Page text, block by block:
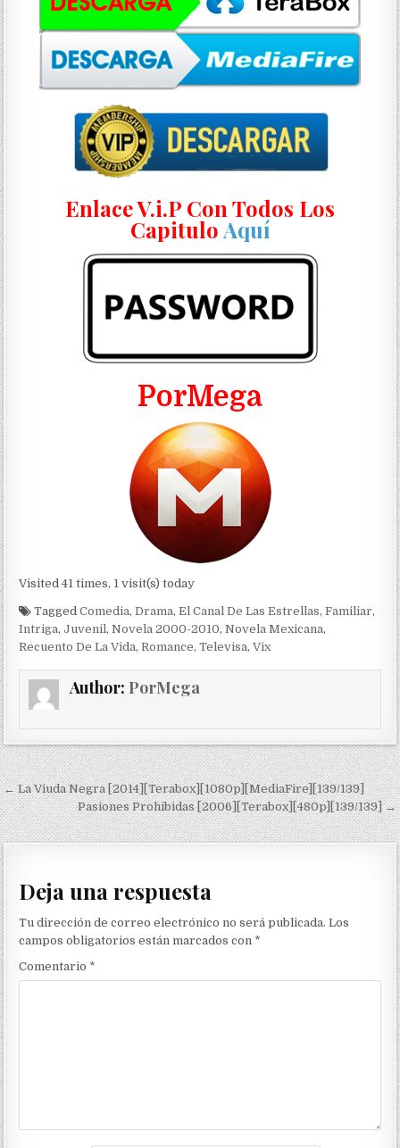
Enlace V.i.P Con Todos Los
Capitulo Aquí
PorMega
Visited 41 times, 1 visit(s) today
TaggedComedia,Drama,El Canal De Las Estrellas,Familiar,
Intriga,Juvenil,Novela 2000-2010,Novela Mexicana,
Recuento De La Vida,Romance,Televisa,Vix
Author: PorMega
Navegación de entradas
← La Viuda Negra [2014][Terabox][1080p][MediaFire][139/139]
Pasiones Prohibidas [2006][Terabox][480p][139/139] →
Deja una respuesta
Tu dirección de correo electrónico no será publicada. Los
campos obligatorios están marcados con *
Comentario *